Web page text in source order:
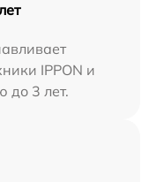
IPPON и
до 3 лет.